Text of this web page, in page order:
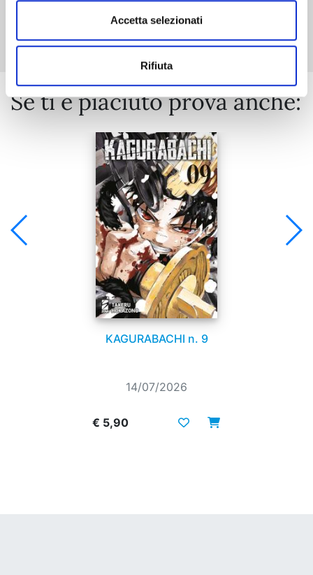
Accetta selezionati
Rifiuta
Mostra tutto
Se ti è piaciuto prova anche:
KAGURABACHI n. 9
14/07/2026
€ 5,90